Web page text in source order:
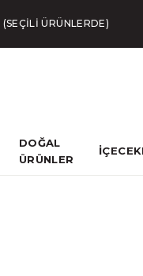
(SEÇİLİ ÜRÜNLERDE)
DOĞAL
ÜRÜNLER